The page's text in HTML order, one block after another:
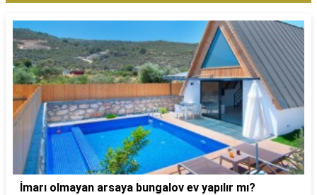
İmarı olmayan arsaya bungalov ev yapılır mı?